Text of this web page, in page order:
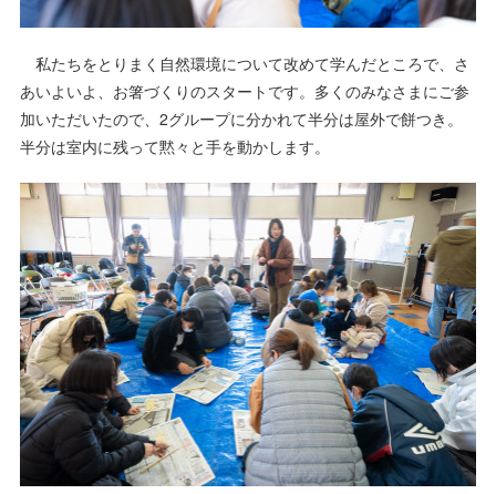
私たちをとりまく自然環境について改めて学んだところで、さ
あいよいよ、お箸づくりのスタートです。多くのみなさまにご参
加いただいたので、2グループに分かれて半分は屋外で餅つき。
半分は室内に残って黙々と手を動かします。